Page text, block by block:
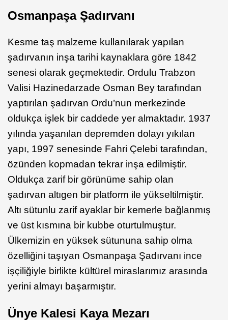
Osmanpaşa Şadırvanı
Kesme taş malzeme kullanılarak yapılan
şadırvanın inşa tarihi kaynaklara göre 1842
senesi olarak geçmektedir. Ordulu Trabzon
Valisi Hazinedarzade Osman Bey tarafından
yaptırılan şadırvan Ordu’nun merkezinde
oldukça işlek bir caddede yer almaktadır. 1937
yılında yaşanılan depremden dolayı yıkılan
yapı, 1997 senesinde Fahri Çelebi tarafından,
özünden kopmadan tekrar inşa edilmiştir.
Oldukça zarif bir görünüme sahip olan
şadırvan altıgen bir platform ile yükseltilmiştir.
Altı sütunlu zarif ayaklar bir kemerle bağlanmış
ve üst kısmına bir kubbe oturtulmuştur.
Ülkemizin en yüksek sütununa sahip olma
özelliğini taşıyan Osmanpaşa Şadırvanı ince
işçiliğiyle birlikte kültürel miraslarımız arasında
yerini almayı başarmıştır.
Ünye Kalesi Kaya Mezarı